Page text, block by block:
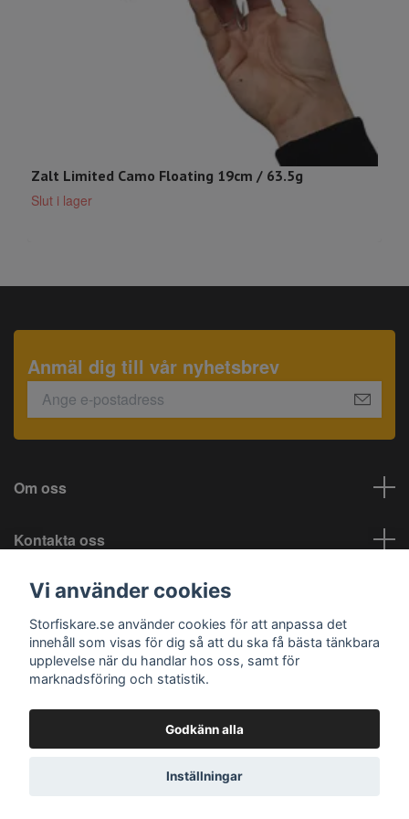
Zalt Limited Camo Floating 19cm / 63.5g
Slut i lager
Anmäl dig till vår nyhetsbrev
Om oss
Kontakta oss
Information
Sociala medier
© 2026 Storfiskare.se
Vi använder cookies
Storfiskare.se använder cookies för att anpassa det
innehåll som visas för dig så att du ska få bästa tänkbara
upplevelse när du handlar hos oss, samt för
marknadsföring och statistik.
Godkänn alla
Inställningar